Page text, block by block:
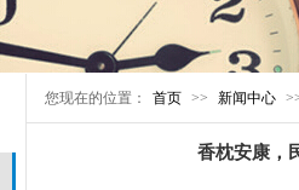
您现在的位置： 首页 >> 新闻中心
香枕安康，